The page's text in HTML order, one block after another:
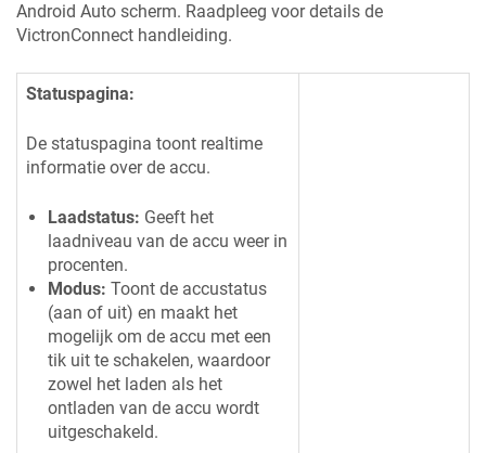
Android Auto scherm. Raadpleeg voor details de
VictronConnect handleiding.
Statuspagina:
De statuspagina toont realtime
informatie over de accu.
Laadstatus: Geeft het
laadniveau van de accu weer in
procenten.
Modus: Toont de accustatus
(aan of uit) en maakt het
mogelijk om de accu met een
tik uit te schakelen, waardoor
zowel het laden als het
ontladen van de accu wordt
uitgeschakeld.